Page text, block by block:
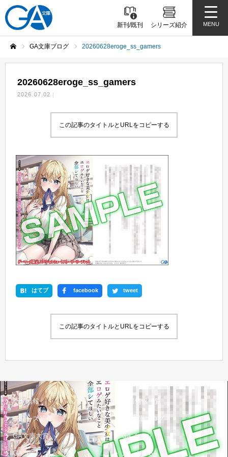
新刊/既刊 シリーズ紹介 MENU
GA文庫ブログ 20260628eroge_ss_gamers
20260628eroge_ss_gamers
2026.07.02
この記事のタイトルとURLをコピーする
はてブ facebook tweet
この記事のタイトルとURLをコピーする
新刊情報 書籍情報一覧
シリーズ紹介 GA文庫ブログ
GA文庫大賞 GAノベル
GAコミック ガンガンGA